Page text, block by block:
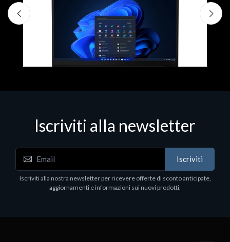
LV Rz5-7520U 16GB 512 W11H 15
€413.17
Iscriviti alla newsletter
Iscriviti
Iscriviti alla nostra newsletter per ricevere offerte di sconto anticipate,
aggiornamenti e informazioni sui nuovi prodotti.